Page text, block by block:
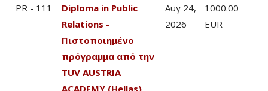
PR - 111
Diploma in Public
Relations -
Πιστοποιημένο
πρόγραμμα από την
TUV AUSTRIA
ACADEMY (Hellas)
Αυγ 24,
2026
1000.00
EUR